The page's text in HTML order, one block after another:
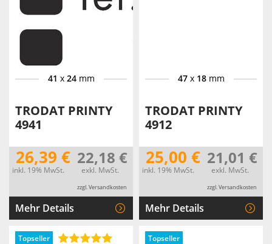
41 x 24mm
TRODAT PRINTY
4941
26,39 €
inkl. 19% MwSt.
22,18 €
exkl. MwSt.
zzgl. Versandkosten
Mehr Details
47x 18mm
TRODAT PRINTY
4912
25,00 €
inkl. 19% MwSt.
21,01 €
exkl. MwSt.
zzgl. Versandkosten
Mehr Details
Topseller Topseller